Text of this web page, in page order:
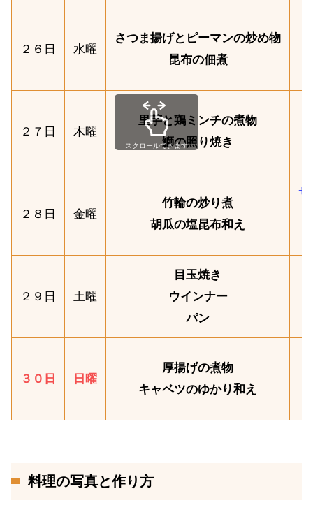
２６日 水曜
さつま揚げとピーマンの炒め物
昆布の佃煮
２７日 木曜
里芋と鶏ミンチの煮物
鰤の照り焼き
２８日 金曜
竹輪の炒り煮
胡瓜の塩昆布和え
サ
２９日 土曜
目玉焼き
ウインナー
パン
３０日 日曜
厚揚げの煮物
キャベツのゆかり和え
スクロールできます
料理の写真と作り方